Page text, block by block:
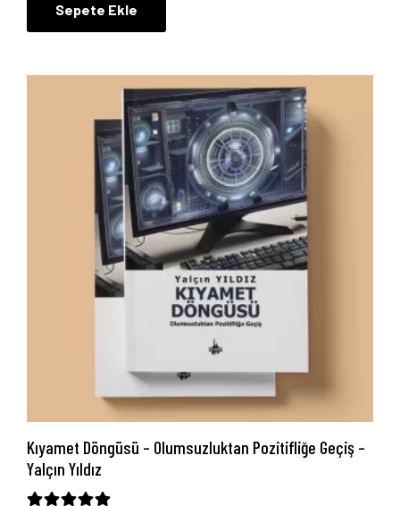
Sepete Ekle
Kıyamet Döngüsü – Olumsuzluktan Pozitifliğe Geçiş –
Yalçın Yıldız